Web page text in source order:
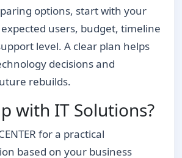
options, start with your
users, budget, timeline
level. A clear plan helps
decisions and
rebuilds.
with IT Solutions?
for a practical
based on your business